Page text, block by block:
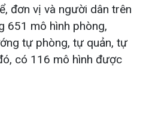
đơn vị và người dân trên
651 mô hình phòng,
tự phòng, tự quản, tự
có 116 mô hình được